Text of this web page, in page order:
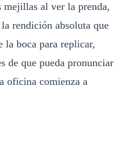
mejillas al ver la prenda,
rendición absoluta que
la boca para replicar,
de que pueda pronunciar
oficina comienza a